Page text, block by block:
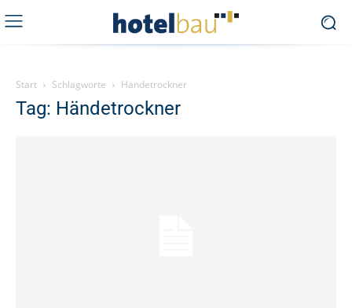
Start Schlagworte Händetrockner
Tag: Händetrockner